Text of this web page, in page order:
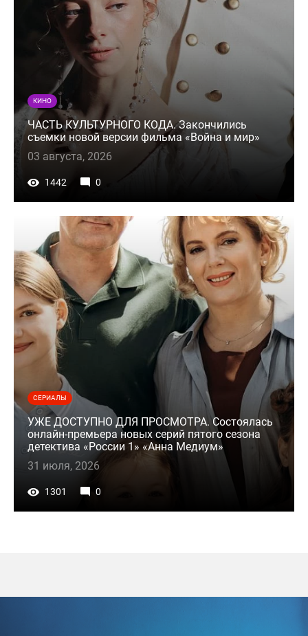
КИНО
ЧАСТЬ КУЛЬТУРНОГО КОДА. Закончились
съемки новой версии фильма «Война и мир»
03 августа, 2026
1442 0
СЕРИАЛЫ
УЖЕ ДОСТУПНО ДЛЯ ПРОСМОТРА. Состоялась
онлайн-премьера новых серий пятого сезона
детектива «России 1» «Анна Медиум»
31 июля, 2026
1301 0